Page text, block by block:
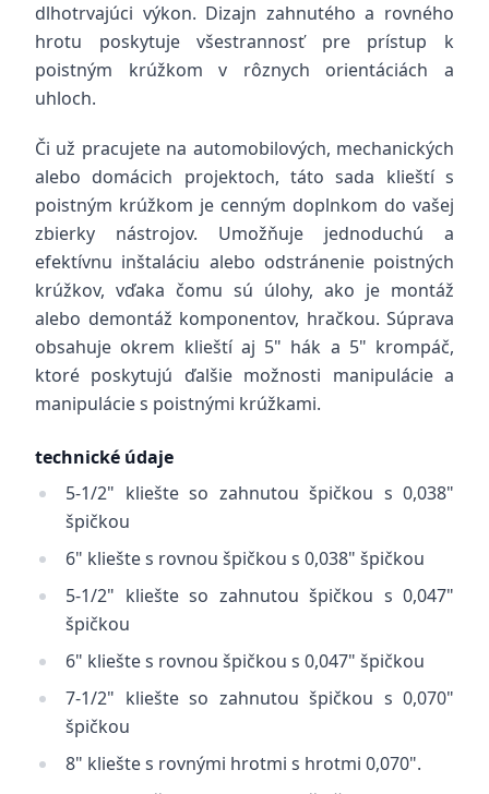
dlhotrvajúci výkon. Dizajn zahnutého a rovného
hrotu poskytuje všestrannosť pre prístup k
poistným krúžkom v rôznych orientáciách a
uhloch.
Či už pracujete na automobilových, mechanických
alebo domácich projektoch, táto sada klieští s
poistným krúžkom je cenným doplnkom do vašej
zbierky nástrojov. Umožňuje jednoduchú a
efektívnu inštaláciu alebo odstránenie poistných
krúžkov, vďaka čomu sú úlohy, ako je montáž
alebo demontáž komponentov, hračkou. Súprava
obsahuje okrem klieští aj 5" hák a 5" krompáč,
ktoré poskytujú ďalšie možnosti manipulácie a
manipulácie s poistnými krúžkami.
technické údaje
5-1/2" kliešte so zahnutou špičkou s 0,038"
špičkou
6" kliešte s rovnou špičkou s 0,038" špičkou
5-1/2" kliešte so zahnutou špičkou s 0,047"
špičkou
6" kliešte s rovnou špičkou s 0,047" špičkou
7-1/2" kliešte so zahnutou špičkou s 0,070"
špičkou
8" kliešte s rovnými hrotmi s hrotmi 0,070".